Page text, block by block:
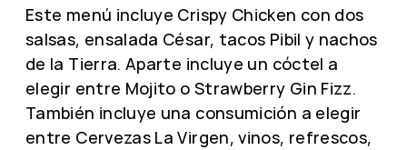
Este menú incluye Crispy Chicken con dos
salsas, ensalada César, tacos Pibil y nachos
de la Tierra. Aparte incluye un cóctel a
elegir entre Mojito o Strawberry Gin Fizz.
También incluye una consumición a elegir
entre Cervezas La Virgen, vinos, refrescos,